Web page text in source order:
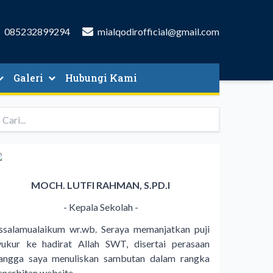
085232899294 mialqodirofficial@gmail.com
Galeri Hubungi Kami
MOCH. LUTFI RAHMAN, S.PD.I
- Kepala Sekolah -
wr.wb. Seraya memanjatkan puji
ke hadirat Allah SWT, disertai perasaan
saya menuliskan sambutan dalam rangka